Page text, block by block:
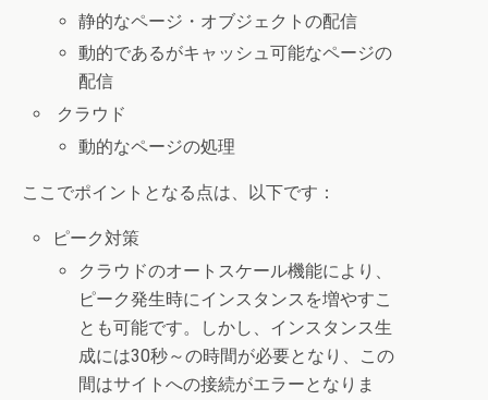
静的なページ・オブジェクトの配信
動的であるがキャッシュ可能なページの
配信
クラウド
動的なページの処理
ここでポイントとなる点は、以下です：
ピーク対策
クラウドのオートスケール機能により、
ピーク発生時にインスタンスを増やすこ
とも可能です。しかし、インスタンス生
成には30秒～の時間が必要となり、この
間はサイトへの接続がエラーとなりま